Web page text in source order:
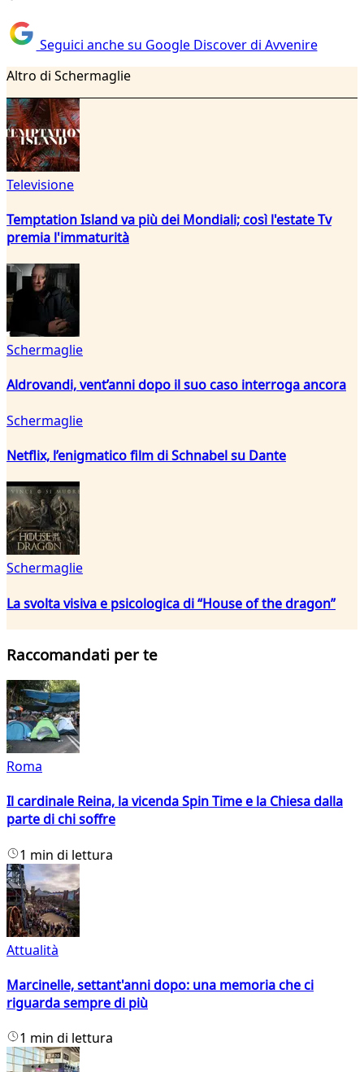
Seguici anche su Google Discover di Avvenire
Altro di Schermaglie
Televisione
Temptation Island va più dei Mondiali; così l'estate Tv
premia l'immaturità
Schermaglie
Aldrovandi, vent’anni dopo il suo caso interroga ancora
Schermaglie
Netflix, l’enigmatico film di Schnabel su Dante
Schermaglie
La svolta visiva e psicologica di “House of the dragon”
Raccomandati per te
Roma
Il cardinale Reina, la vicenda Spin Time e la Chiesa dalla
parte di chi soffre
1 min di lettura
Attualità
Marcinelle, settant'anni dopo: una memoria che ci
riguarda sempre di più
1 min di lettura